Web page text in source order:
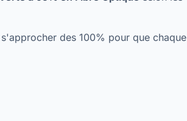
des 100% pour que chaque